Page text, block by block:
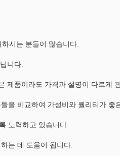
시는 분들이 많습니다.
니다.
제품이라도 가격과 설명이 다르게
비교하여 가성비와 퀄리티가
노력하고 있습니다.
는 데 도움이 됩니다.